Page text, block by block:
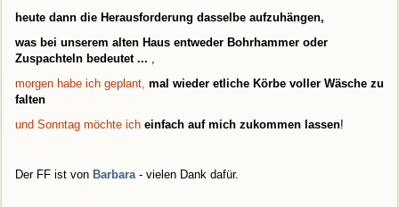
heute dann die Herausforderung dasselbe aufzuhängen,
was bei unserem alten Haus entweder Bohrhammer oder
Zuspachteln bedeutet ...
morgen habe ich geplant, mal wieder etliche Körbe voller Wäsche zu
falten
und Sonntag möchte ich einfach auf mich zukommen lassen!
Der FF ist von Barbara - vielen Dank dafür.